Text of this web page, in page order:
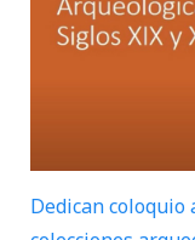
Dedican coloquio